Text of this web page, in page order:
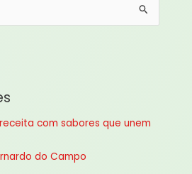
com sabores que unem
do Campo